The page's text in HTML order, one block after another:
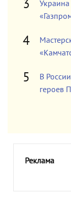
В
героев
Реклама